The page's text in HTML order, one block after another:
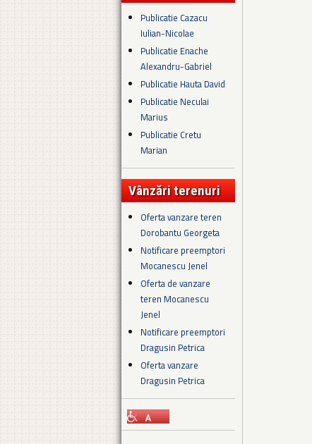
Publicatie Cazacu
Iulian-Nicolae
Publicatie Enache
Alexandru-Gabriel
Publicatie Hauta David
Publicatie Neculai
Marius
Publicatie Cretu
Marian
Vânzări terenuri
Oferta vanzare teren
Dorobantu Georgeta
Notificare preemptori
Mocanescu Jenel
Oferta de vanzare
teren Mocanescu
Jenel
Notificare preemptori
Dragusin Petrica
Oferta vanzare
Dragusin Petrica